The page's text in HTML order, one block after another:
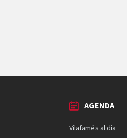
AGENDA
Vilafamés al día